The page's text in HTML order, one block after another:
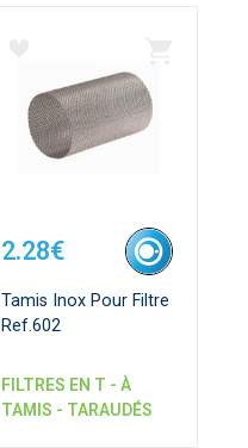
2.28€
Tamis Inox Pour Filtre
Ref.602
FILTRES EN T - À
TAMIS - TARAUDÉS